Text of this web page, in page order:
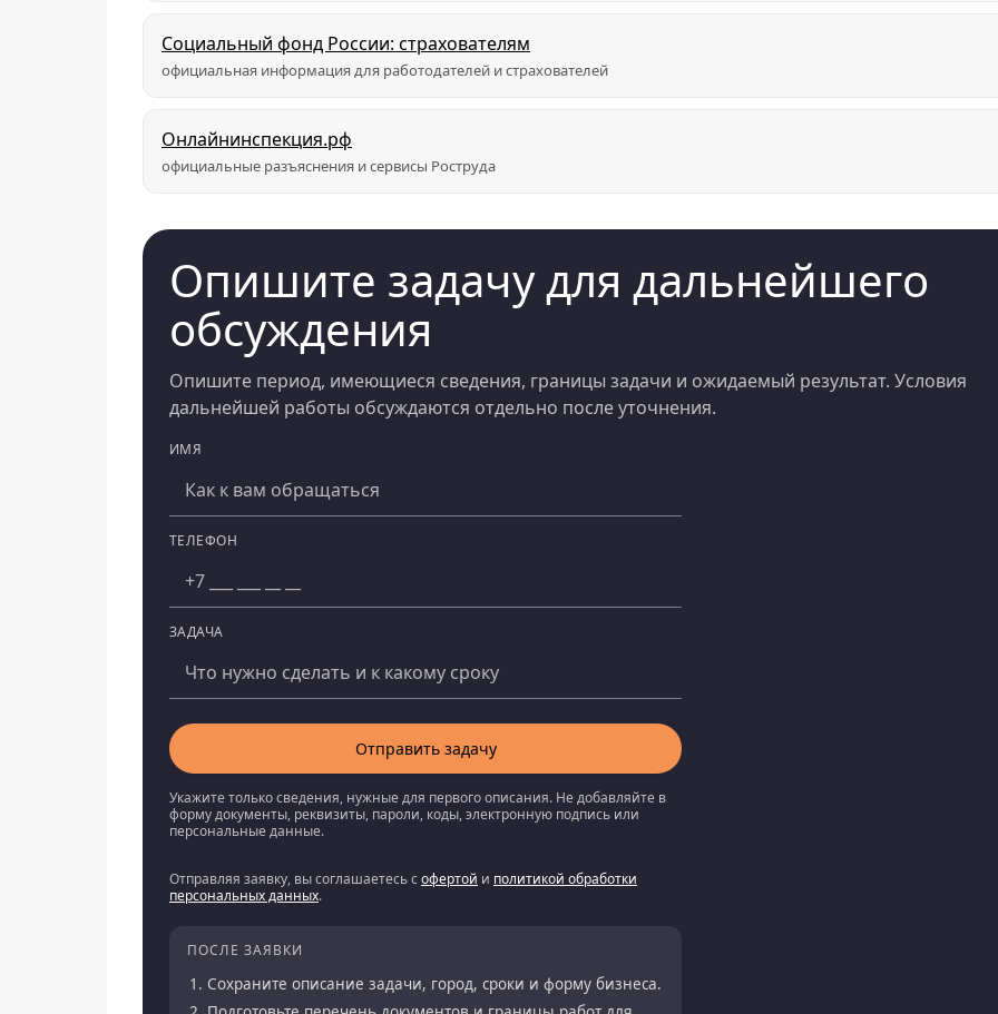
Социальный фонд России: страхователям
официальная информация для работодателей и страхователей
Онлайнинспекция.рф
официальные разъяснения и сервисы Роструда
Опишите задачу для дальнейшего
обсуждения
Опишите период, имеющиеся сведения, границы задачи и ожидаемый результат. Условия
дальнейшей работы обсуждаются отдельно после уточнения.
ИМЯ
ТЕЛЕФОН
ЗАДАЧА
Компания
Отправить задачу
Укажите только сведения, нужные для первого описания. Не добавляйте в
форму документы, реквизиты, пароли, коды, электронную подпись или
персональные данные.
Отправляя заявку, вы соглашаетесь софертой и политикой обработки
персональных данных.
ПОСЛЕ ЗАЯВКИ
Сохраните описание задачи, город, сроки и форму бизнеса.